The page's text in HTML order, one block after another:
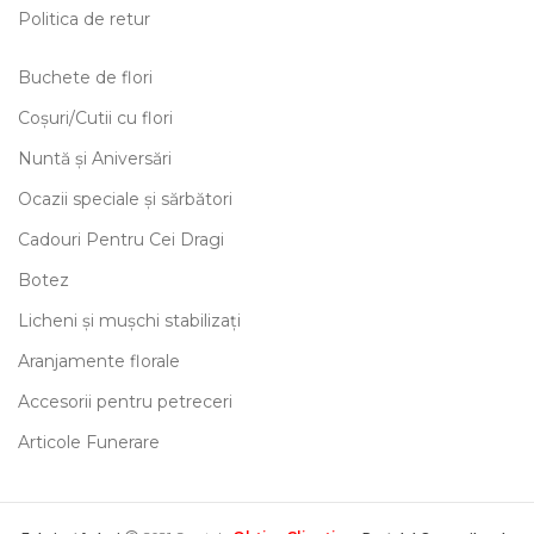
Politica de retur
Buchete de flori
Coșuri/Cutii cu flori
Nuntă și Aniversări
Ocazii speciale și sărbători
Cadouri Pentru Cei Dragi
Botez
Licheni și mușchi stabilizați
Aranjamente florale
Accesorii pentru petreceri
Articole Funerare